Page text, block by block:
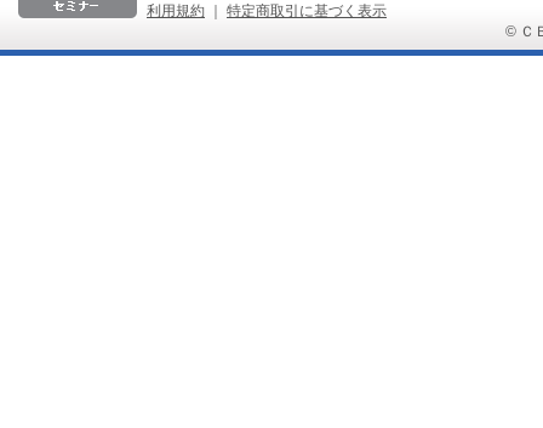
利用規約
｜
特定商取引に基づく表示
© Ｃ